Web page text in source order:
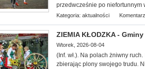
przedwcześnie po niefortunnym
Kategoria: aktualności
ZIEMIA KŁODZKA -
Wtorek, 2026-08-04
(Inf. wł.). Na polach żniwny ruch.
zbierając plony swojego trudu.